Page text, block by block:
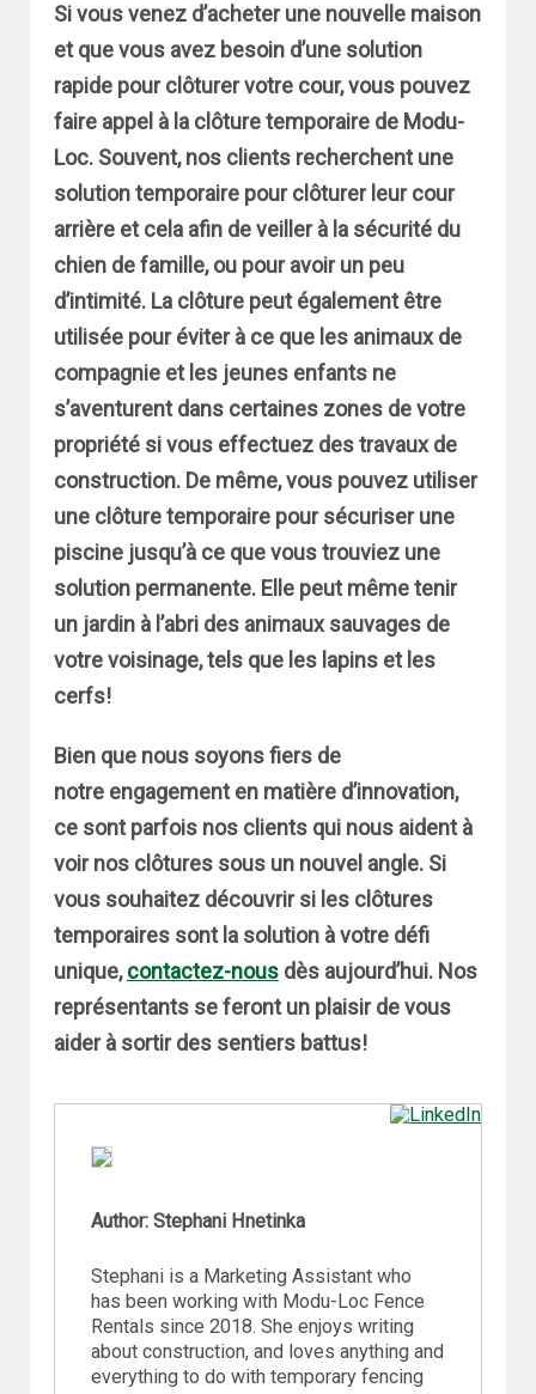
Si vous venez d’acheter une nouvelle maison
et que vous avez besoin d’une solution
rapide pour clôturer votre cour, vous pouvez
faire appel à la clôture temporaire de Modu-
Loc. Souvent, nos clients recherchent une
solution temporaire pour clôturer leur cour
arrière et cela afin de veiller à la sécurité du
chien de famille, ou pour avoir un peu
d’intimité. La clôture peut également être
utilisée pour éviter à ce que les animaux de
compagnie et les jeunes enfants ne
s’aventurent dans certaines zones de votre
propriété si vous effectuez des travaux de
construction. De même, vous pouvez utiliser
une clôture temporaire pour sécuriser une
piscine jusqu’à ce que vous trouviez une
solution permanente. Elle peut même tenir
un jardin à l’abri des animaux sauvages de
votre voisinage, tels que les lapins et les
cerfs!
Bien que nous soyons fiers de
notre engagement en matière d’innovation,
ce sont parfois nos clients qui nous aident à
voir nos clôtures sous un nouvel angle. Si
vous souhaitez découvrir si les clôtures
temporaires sont la solution à votre défi
unique,contactez-nousdès aujourd’hui. Nos
représentants se feront un plaisir de vous
aider à sortir des sentiers battus!
Author: Stephani Hnetinka
Stephani is a Marketing Assistant who
has been working with Modu-Loc Fence
Rentals since 2018. She enjoys writing
about construction, and loves anything and
everything to do with temporary fencing